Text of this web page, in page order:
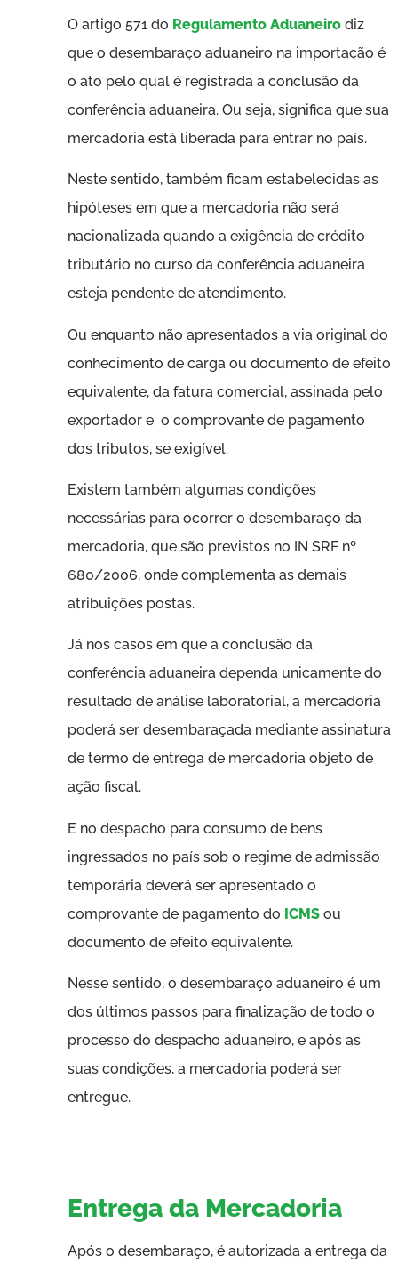
O artigo 571 do Regulamento Aduaneirodiz
que o desembaraço aduaneiro na importação é
o ato pelo qual é registrada a conclusão da
conferência aduaneira. Ou seja, significa que sua
mercadoria está liberada para entrar no país.
Neste sentido, também ficam estabelecidas as
hipóteses em que a mercadoria não será
nacionalizada quando a exigência de crédito
tributário no curso da conferência aduaneira
esteja pendente de atendimento.
Ou enquanto não apresentados a via original do
conhecimento de carga ou documento de efeito
equivalente, da fatura comercial, assinada pelo
exportador e o comprovante de pagamento
dos tributos, se exigível.
Existem também algumas condições
necessárias para ocorrer o desembaraço da
mercadoria, que são previstos no IN SRF nº
680/2006, onde complementa as demais
atribuições postas.
Já nos casos em que a conclusão da
conferência aduaneira dependa unicamente do
resultado de análise laboratorial, a mercadoria
poderá ser desembaraçada mediante assinatura
de termo de entrega de mercadoria objeto de
ação fiscal.
E no despacho para consumo de bens
ingressados no país sob o regime de admissão
temporária deverá ser apresentado o
comprovante de pagamento do ICMSou
documento de efeito equivalente.
Nesse sentido, o desembaraço aduaneiro é um
dos últimos passos para finalização de todo o
processo do despacho aduaneiro, e após as
suas condições, a mercadoria poderá ser
entregue.
Entrega da Mercadoria
Após o desembaraço, é autorizada a entrega da